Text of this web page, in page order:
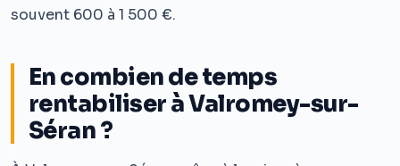
souvent 600 à 1 500 €.
En combien de temps
rentabiliser à Valromey-sur-
Séran ?